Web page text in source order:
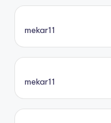
mekar11
mekar11